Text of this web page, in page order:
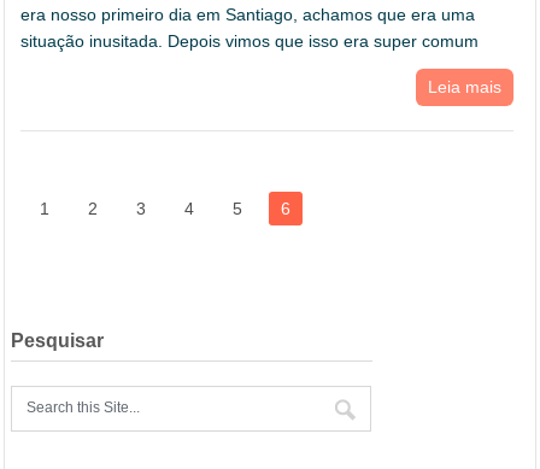
era nosso primeiro dia em Santiago, achamos que era uma
situação inusitada. Depois vimos que isso era super comum
Leia mais
1 2 3 4 5 6
Pesquisar